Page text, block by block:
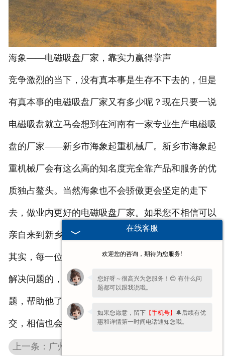
海象——电磁吸盘厂家，靠实力赢得掌声
竞争激烈的当下，没有真本事是生存不下去的，但是
有真本事的电磁吸盘厂家又有多少呢？现在只要一说
电磁吸盘就立马会想到在河南有一家专业生产电磁吸
盘的厂家——新乡市海象起重机械厂。新乡市海象起
重机械厂会有这么高的知名度完全靠产品和服务的优
质独占鳌头。当然海象也不会骄傲更会坚定的走下
去，做业内更好的电磁吸盘厂家。如果您不相信可以
亲自来到新乡市海象起重机械厂看一看哦。
其实，每一位访客的问题并不多，他们的来访就是要
解决问题的，只要我们真诚地帮他解决所关注的问
题，帮助他了解我们，给他专业的建议，即使没有成
交，相信也会给他留下深刻的印象。
上一条：广州起重电磁吸盘遇到故障如何修理？
在线客服
欢迎您的咨询，期待为您服务!
您好呀～很高兴为您服务！😊 有什么问
题都可以跟我说哦。
如果您愿意，留下 【手机号】 🔔后续有优
惠和详情第一时间电话通知您哦。